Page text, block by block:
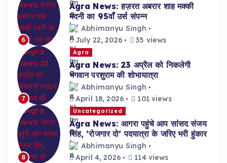
6
Agra News: हज़रत अबरार शाह मक्की
मदनी का 95वाँ उर्स संपन्न
Abhimanyu Singh
July 22, 2026
35 views
7
Agra
Agra News: 23 अप्रैल को निकलेगी
भगवान परशुराम की शोभायात्रा
Abhimanyu Singh
April 18, 2026
101 views
8
Uncategorized
Agra News: आगरा पहुंचे आप सांसद संजय
सिंह, ‘रोजगार दो’ पदयात्रा के जरिए भरी हुंकार
Abhimanyu Singh
April 4, 2026
114 views